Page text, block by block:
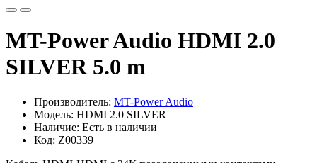
MT-Power Audio HDMI 2.0
SILVER 5.0 m
Производитель: MT-Power Audio
Модель: HDMI 2.0 SILVER
Наличие: Есть в наличии
Код: Z00339